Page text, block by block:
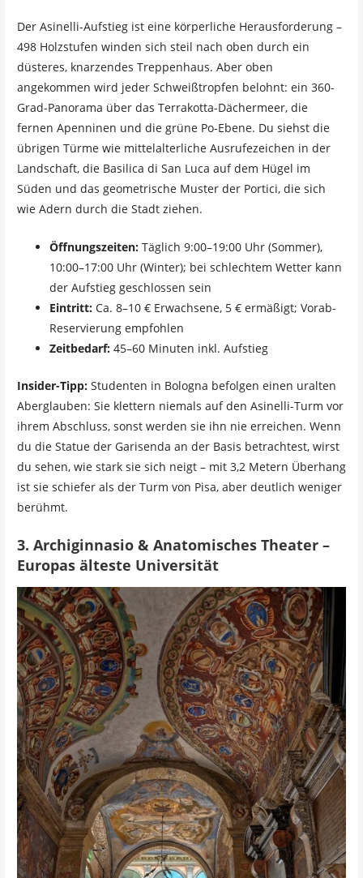
Der Asinelli-Aufstieg ist eine körperliche Herausforderung –
498 Holzstufen winden sich steil nach oben durch ein
düsteres, knarzendes Treppenhaus. Aber oben
angekommen wird jeder Schweißtropfen belohnt: ein 360-
Grad-Panorama über das Terrakotta-Dächermeer, die
fernen Apenninen und die grüne Po-Ebene. Du siehst die
übrigen Türme wie mittelalterliche Ausrufezeichen in der
Landschaft, die Basilica di San Luca auf dem Hügel im
Süden und das geometrische Muster der Portici, die sich
wie Adern durch die Stadt ziehen.
Öffnungszeiten:Täglich 9:00–19:00 Uhr (Sommer),
10:00–17:00 Uhr (Winter); bei schlechtem Wetter kann
der Aufstieg geschlossen sein
Eintritt:Ca. 8–10 € Erwachsene, 5 € ermäßigt; Vorab-
Reservierung empfohlen
Zeitbedarf:45–60 Minuten inkl. Aufstieg
Insider-Tipp:Studenten in Bologna befolgen einen uralten
Aberglauben: Sie klettern niemals auf den Asinelli-Turm vor
ihrem Abschluss, sonst werden sie ihn nie erreichen. Wenn
du die Statue der Garisenda an der Basis betrachtest, wirst
du sehen, wie stark sie sich neigt – mit 3,2 Metern Überhang
ist sie schiefer als der Turm von Pisa, aber deutlich weniger
berühmt.
3. Archiginnasio & Anatomisches Theater –
Europas älteste Universität